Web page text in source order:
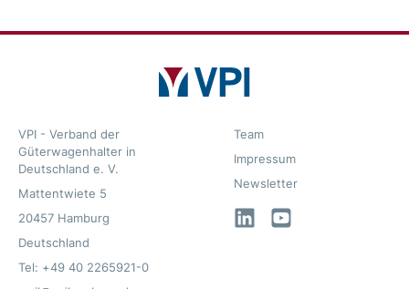
VPI - Verband der
Güterwagenhalter in
Deutschland e. V.
Mattentwiete 5
20457 Hamburg
Deutschland
Tel: +49 40 2265921-0
Team
Impressum
Newsletter
LinkedInYouTube